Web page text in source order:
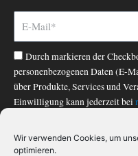
Wir verwenden Cookies, um
optimieren.
Durch markieren der
personenbezogenen Daten (E-
über Produkte, Services und
Einwilligung kann jederzeit bei
Datenschutzerklärung